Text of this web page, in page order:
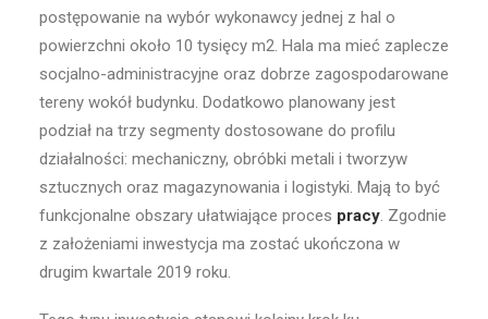
postępowanie na wybór wykonawcy jednej z hal o
powierzchni około 10 tysięcy m2. Hala ma mieć zaplecze
socjalno-administracyjne oraz dobrze zagospodarowane
tereny wokół budynku. Dodatkowo planowany jest
podział na trzy segmenty dostosowane do profilu
działalności: mechaniczny, obróbki metali i tworzyw
sztucznych oraz magazynowania i logistyki. Mają to być
funkcjonalne obszary ułatwiające proces pracy. Zgodnie
z założeniami inwestycja ma zostać ukończona w
drugim kwartale 2019 roku.